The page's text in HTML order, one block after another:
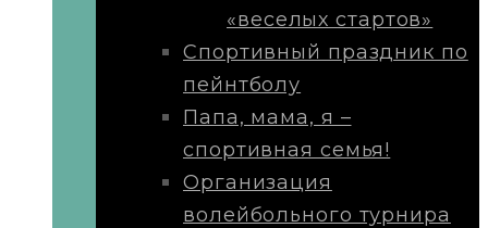
«веселых стартов»
Спортивный праздник по
пейнтболу
Папа, мама, я –
спортивная семья!
Организация
волейбольного турнира